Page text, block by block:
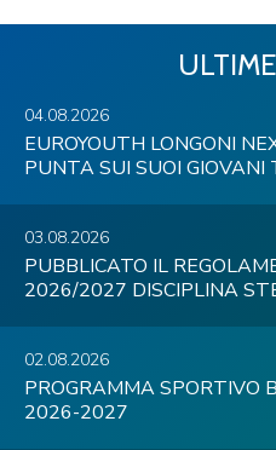
04.08.2026
EUROYOUTH LONGONI
PUNTA SUI SUOI GIOVANI
03.08.2026
PUBBLICATO IL
2026/2027 DISCIPLINA
02.08.2026
PROGRAMMA SPORTIVO
2026-2027